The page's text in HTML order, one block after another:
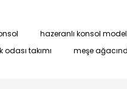
hazeranlı konsol
odası takımı meşe